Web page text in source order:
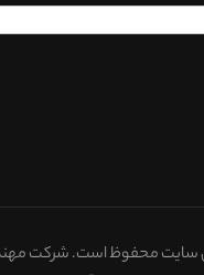
سایت محفوظ است. شرکت